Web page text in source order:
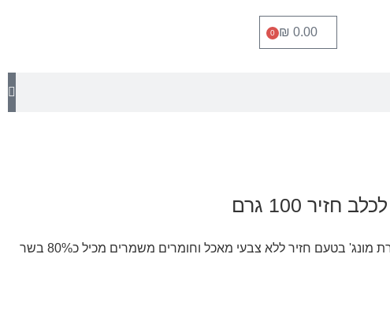
₪ 0.00
0
100 גרם
בטעם חזיר ללא צבעי מאכל וחומרים משמרים מכיל כ80% בשר